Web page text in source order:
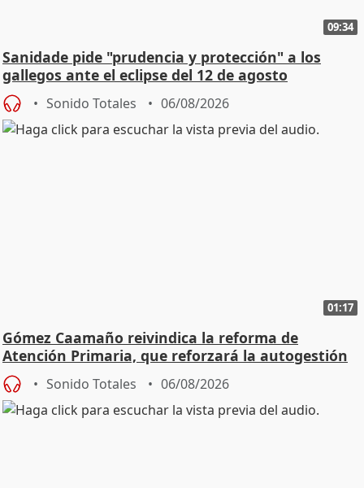
09:34
Sanidade pide "prudencia y protección" a los
gallegos ante el eclipse del 12 de agosto
Sonido Totales 06/08/2026
01:17
Gómez Caamaño reivindica la reforma de
Atención Primaria, que reforzará la autogestión
Sonido Totales 06/08/2026